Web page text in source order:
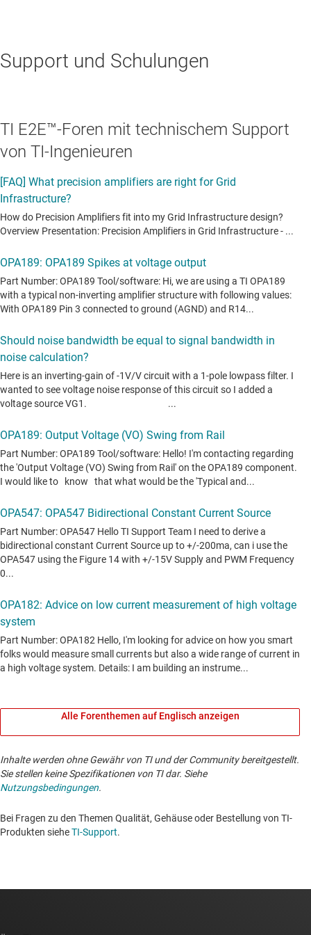
Support und Schulungen
TI E2E™-Foren mit technischem Support
von TI-Ingenieuren
Alle Forenthemen auf Englisch anzeigen
Inhalte werden ohne Gewähr von TI und der Community bereitgestellt.
Sie stellen keine Spezifikationen von TI dar. Siehe
Nutzungsbedingungen.
Bei Fragen zu den Themen Qualität, Gehäuse oder Bestellung von TI-
Produkten sieheTI-Support. ​​​​​​​​​​​​​​